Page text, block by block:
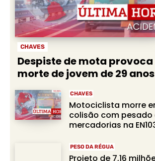
CHAVES
Despiste de mota provoca
morte de jovem de 29 anos
CHAVES
Motociclista morre
colisão com pesado
mercadorias na
PESO DA RÉGUA
Projeto de 7,16